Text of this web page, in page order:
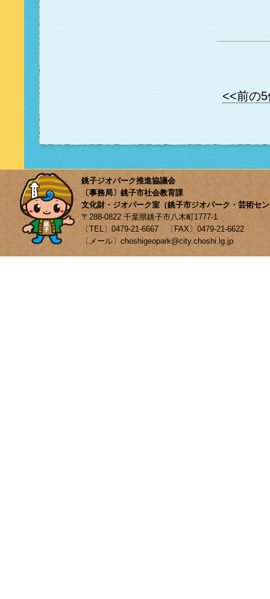
<<前の5
銚子ジオパーク推進協議会
〔事務局〕銚子市社会教育課
文化財・ジオパーク室（銚子市ジオパーク・芸術セ
〒288-0822 千葉県銚子市八木町1777-1
〔TEL〕0479-21-6667 〔FAX〕0479-21-6622
〔メール〕choshigeopark@city.choshi.lg.jp